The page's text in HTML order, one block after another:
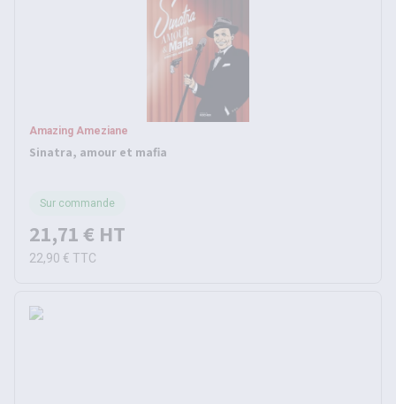
Amazing Ameziane
Sinatra, amour et mafia
Sur commande
21,71 € HT
22,90 € TTC